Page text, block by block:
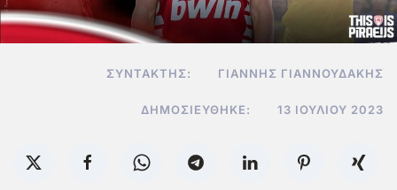
ΣΥΝΤΆΚΤΗΣ: ΓΙΆΝΝΗΣ ΓΙΑΝΝΟΥΔΆΚΗΣ
ΔΗΜΟΣΙΕΎΘΗΚΕ: 13 ΙΟΥΛΊΟΥ 2023